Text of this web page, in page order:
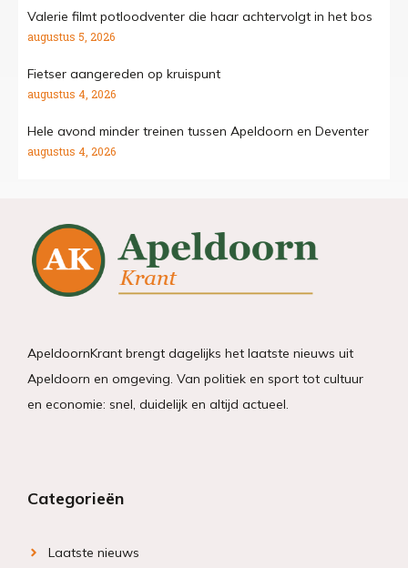
Valerie filmt potloodventer die haar achtervolgt in het bos
augustus 5, 2026
Fietser aangereden op kruispunt
augustus 4, 2026
Hele avond minder treinen tussen Apeldoorn en Deventer
augustus 4, 2026
ApeldoornKrant brengt dagelijks het laatste nieuws uit
Apeldoorn en omgeving. Van politiek en sport tot cultuur
en economie: snel, duidelijk en altijd actueel.
Categorieën
Laatste nieuws